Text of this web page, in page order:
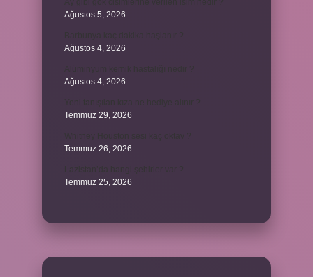
Ağustos 5, 2026
Ağustos 4, 2026
Ağustos 4, 2026
Temmuz 29, 2026
Temmuz 26, 2026
Temmuz 25, 2026